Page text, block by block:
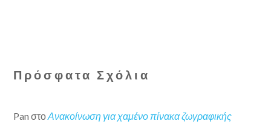
Πρόσφατα Σχόλια
Pan στοΑνακοίνωση για χαμένο πίνακα ζωγραφικής